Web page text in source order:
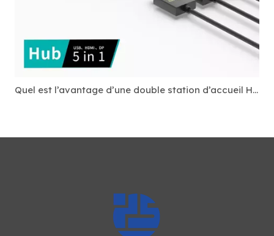
Quel est l’avantage d’une double station d’accueil HDMI ?